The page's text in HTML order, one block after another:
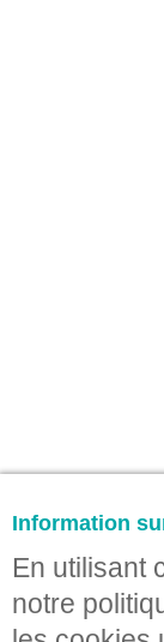
Information
En utilisant
notre